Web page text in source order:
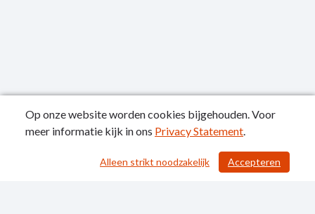
/ 111
Publicatiedatum: 08-12-2022
Op onze website worden cookies bijgehouden. Voor
meer informatie kijk in ons Privacy Statement.
Accepteren
Alleen strikt noodzakelijk